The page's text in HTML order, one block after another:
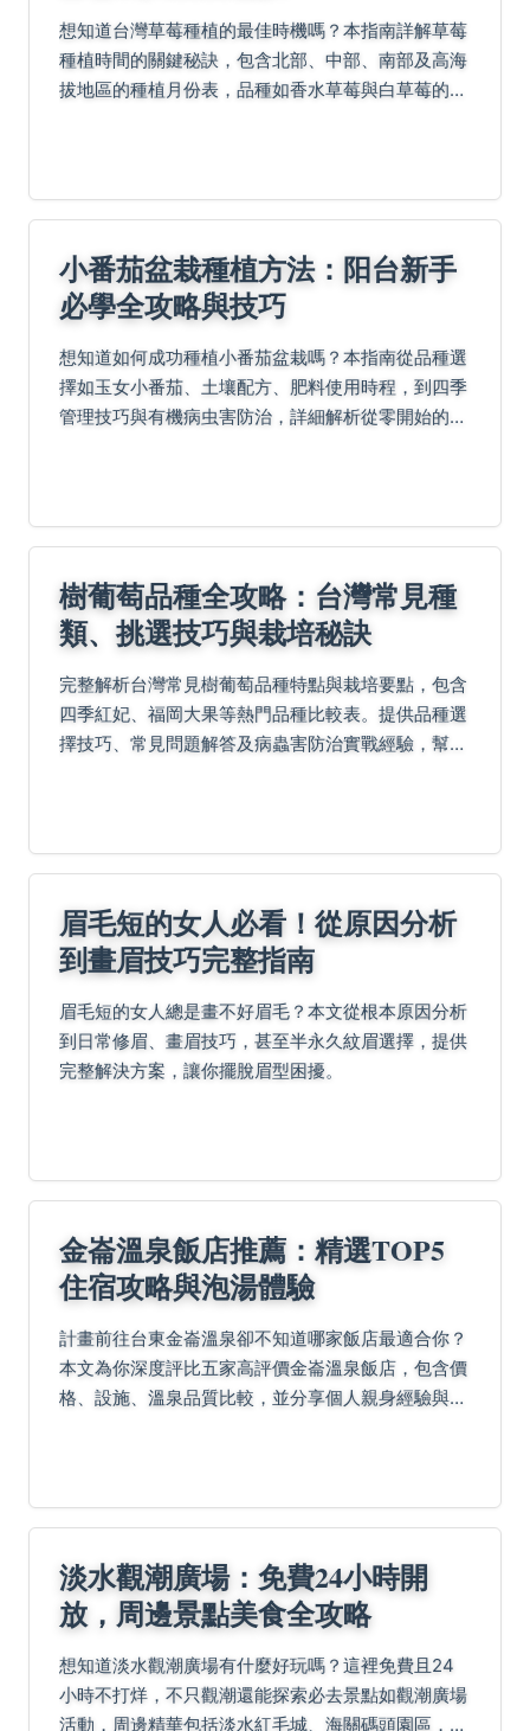
想知道台灣草莓種植的最佳時機嗎？本指南詳解草莓
種植時間的關鍵秘訣，包含北部、中部、南部及高海
拔地區的種植月份表，品種如香水草莓與白草莓的注
小番茄盆栽種植方法：阳台新手
必學全攻略與技巧
想知道如何成功種植小番茄盆栽嗎？本指南從品種選
擇如玉女小番茄、土壤配方、肥料使用時程，到四季
管理技巧與有機病虫害防治，詳細解析從零開始的阳
樹葡萄品種全攻略：台灣常見種
類、挑選技巧與栽培秘訣
完整解析台灣常見樹葡萄品種特點與栽培要點，包含
四季紅妃、福岡大果等熱門品種比較表。提供品種選
擇技巧、常見問題解答及病蟲害防治實戰經驗，幫助
眉毛短的女人必看！從原因分析
到畫眉技巧完整指南
眉毛短的女人總是畫不好眉毛？本文從根本原因分析
到日常修眉、畫眉技巧，甚至半永久紋眉選擇，提供
完整解決方案，讓你擺脫眉型困擾。
金崙溫泉飯店推薦：精選TOP5
住宿攻略與泡湯體驗
計畫前往台東金崙溫泉卻不知道哪家飯店最適合你？
本文為你深度評比五家高評價金崙溫泉飯店，包含價
格、設施、溫泉品質比較，並分享個人親身經驗與常
淡水觀潮廣場：免費24小時開
放，周邊景點美食全攻略
想知道淡水觀潮廣場有什麼好玩嗎？這裡免費且24
小時不打烊，不只觀潮還能探索必去景點如觀潮廣場
活動，周邊精華包括淡水紅毛城、海關碼頭園區，住